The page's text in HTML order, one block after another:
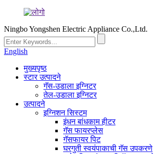
Ningbo Yongshen Electric Appliance Co.,Ltd.
English
मुख्यपृष्ठ
स्टार उत्पादने
गॅस-उडाला इग्निटर
तेल-उडाला इग्निटर
उत्पादने
इग्निशन सिस्टम
इंधन बांधकाम हीटर
गॅस फायरप्लेस
गॅसफायर पिट
घरगुती स्वयंपाकाची गॅस उपकरणे